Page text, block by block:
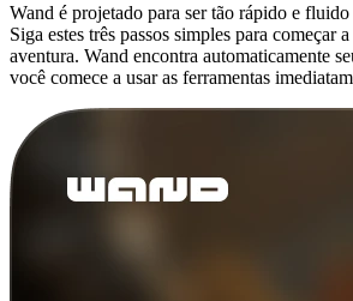
Wand é projetado para ser tão rápido e
Siga estes três passos simples para começar
aventura. Wand encontra automaticamente
você comece a usar as ferramentas